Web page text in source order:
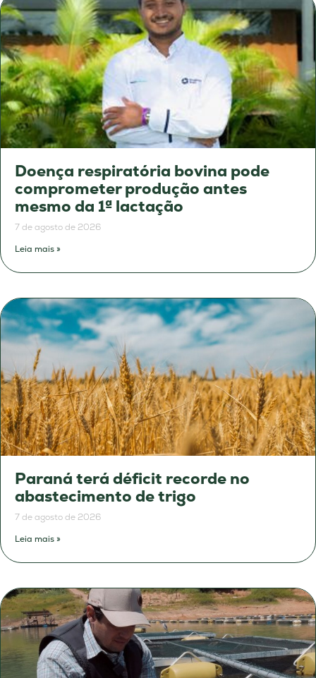
Doença respiratória bovina pode
comprometer produção antes
mesmo da 1ª lactação
7 de agosto de 2026
Leia mais »
Paraná terá déficit recorde no
abastecimento de trigo
7 de agosto de 2026
Leia mais »